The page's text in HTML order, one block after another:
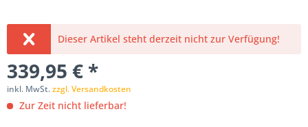
Dieser Artikel steht derzeit nicht zur Verfügung!
339,95 € *
inkl. MwSt.zzgl. Versandkosten
Zur Zeit nicht lieferbar!